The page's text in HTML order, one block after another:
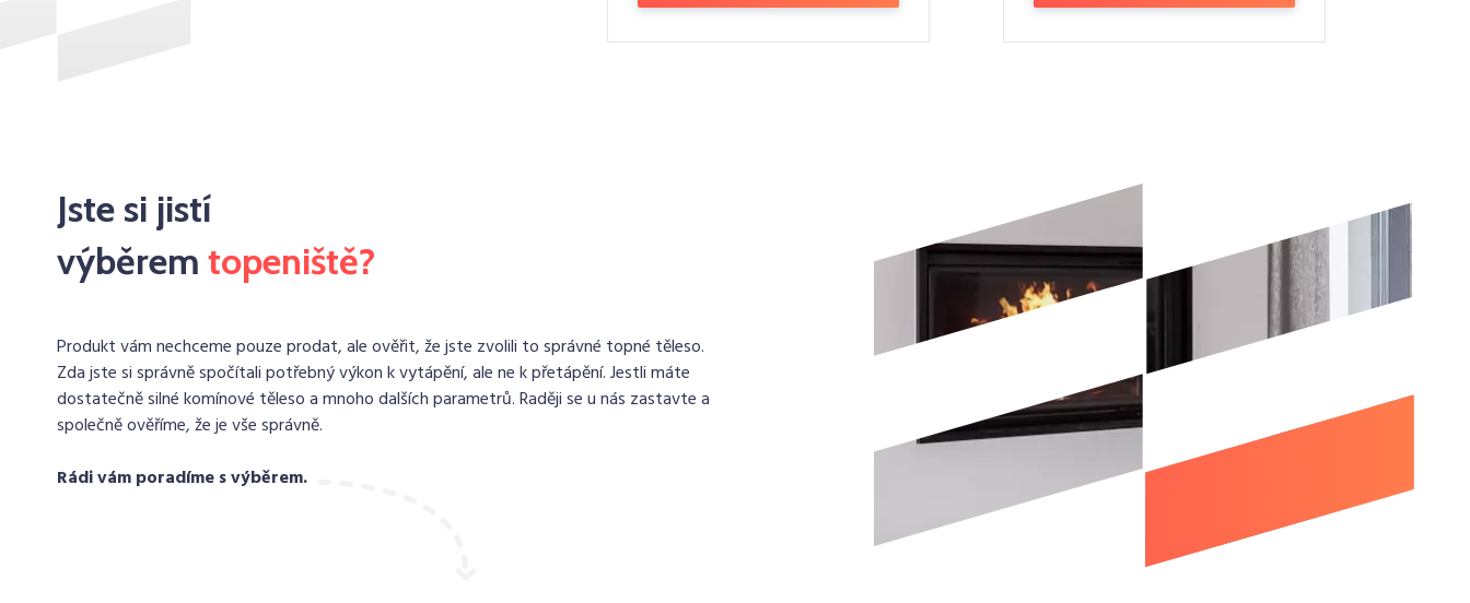
Jste si jistí
výběrem topeniště?
Produkt vám nechceme pouze prodat, ale ověřit, že jste zvolili to správné topné těleso.
Zda jste si správně spočítali potřebný výkon k vytápění, ale ne k přetápění. Jestli máte
dostatečně silné komínové těleso a mnoho dalších parametrů. Raději se u nás zastavte a
společně ověříme, že je vše správně.
Rádi vám poradíme s výběrem.